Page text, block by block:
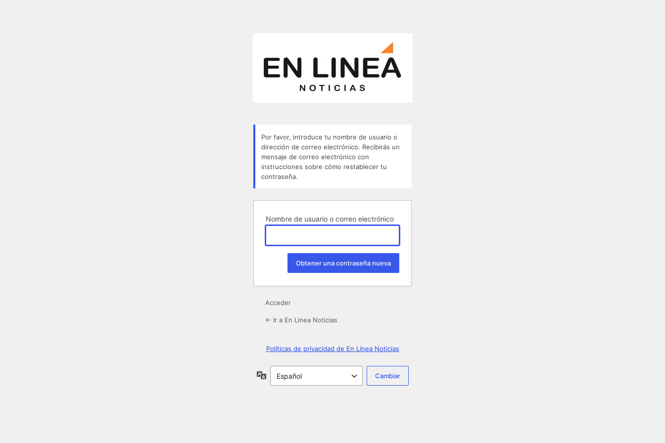
Por favor, introduce tu nombre de usuario o
dirección de correo electrónico. Recibirás un
mensaje de correo electrónico con
instrucciones sobre cómo restablecer tu
contraseña.
Nombre de usuario o correo electrónico
Acceder
← Ir a En Linea Noticias
Políticas de privacidad de En Línea Noticias
Idioma